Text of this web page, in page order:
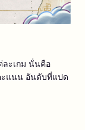
ะเกม นั่นคือ
ะแนน อันดับที่แปด